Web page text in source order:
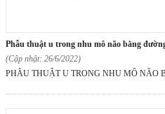
phẫu thuật u trong nhu mô não bằng
(Cập nhật: 26/6/2022)
PHẪU THUẬT U TRONG NHU MÔ NÃO